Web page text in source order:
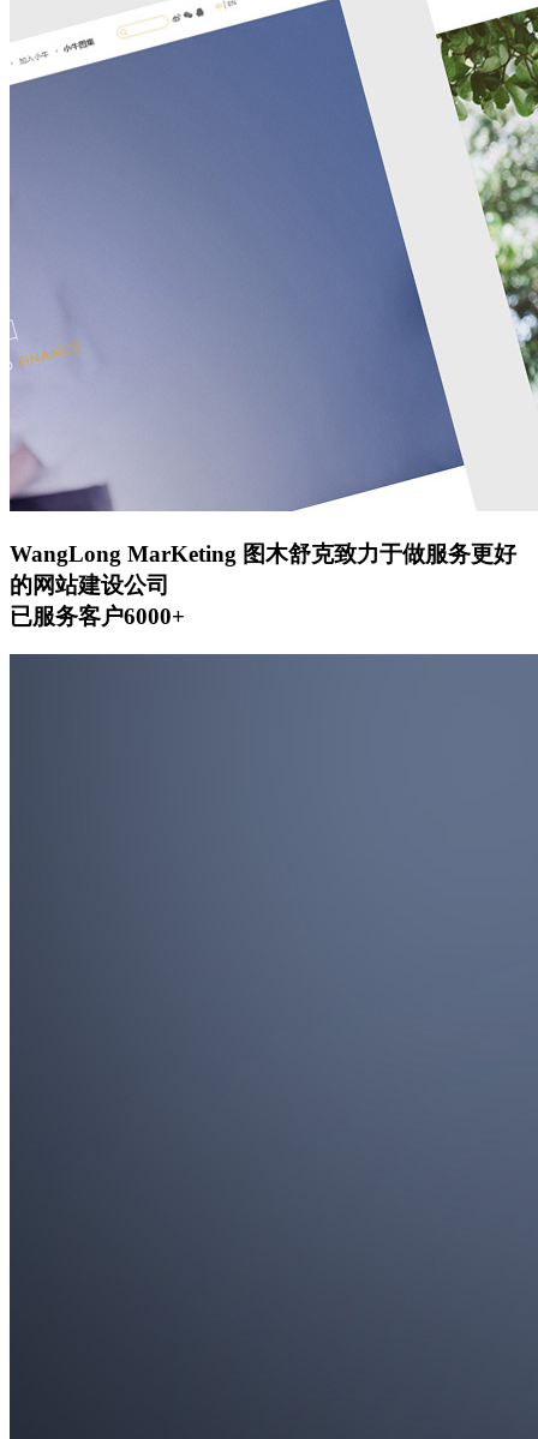
WangLong MarKeting 图木舒克致力于做服务更好
的网站建设公司
已服务客户6000+